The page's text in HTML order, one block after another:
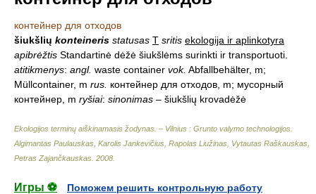
контейнер для отходов
šiukšlių konteineris statusas T sritis ekologija ir aplinkotyra
apibrėžtis Standartinė dėžė šiukšlėms surinkti ir transportuoti.
atitikmenys: angl. waste container vok. Abfallbehälter, m;
Müllcontainer, m rus. контейнер для отходов, m; мусорный
контейнер, m ryšiai: sinonimas – šiukšlių krovadėžė
Ekologijos terminų aiškinamasis žodynas. – Vilnius : Grunto valymo technologijos
Algimantas Paulauskas, Karolis Jankevičius, Rapolas Liužinas, Vytautas Raškauskas,
Petras Zajančkauskas 2008
Игры ⚽
Поможем решить контрольную работу